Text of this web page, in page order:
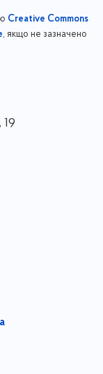
Creative Commons
, якщо не зазначено
19